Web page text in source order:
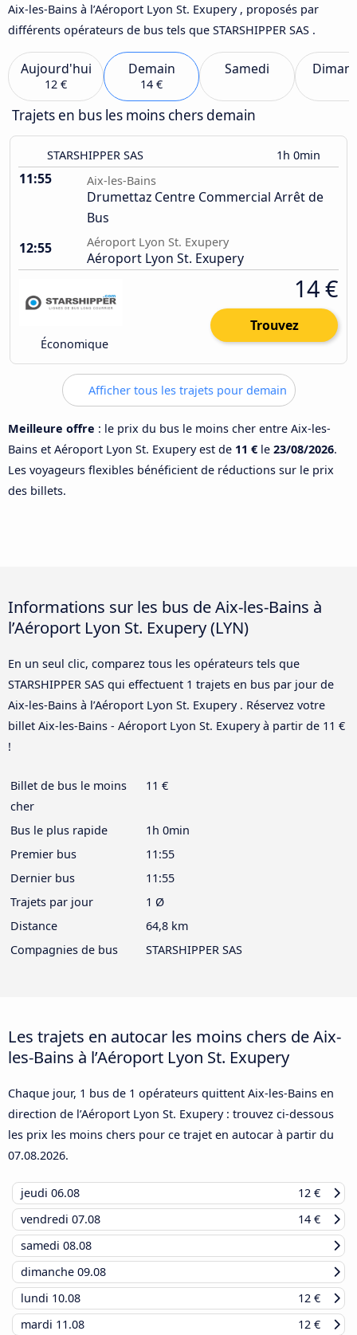
Aix-les-Bains à l’Aéroport Lyon St. Exupery , proposés par
différents opérateurs de bus tels que STARSHIPPER SAS .
Aujourd'hui
12 €
Demain
14 €
Samedi
Trajets en bus les moins chers demain
STARSHIPPER SAS 1h 0min
11:55 Aix-les-Bains
Drumettaz Centre Commercial Arrêt de
Bus
12:55
Aéroport Lyon St. Exupery
Aéroport Lyon St. Exupery
Économique
14 €
Trouvez
Afficher tous les trajets pour demain
Meilleure offre : le prix du bus le moins cher entre Aix-les-
Bains et Aéroport Lyon St. Exupery est de 11 € le 23/08/2026.
Les voyageurs flexibles bénéficient de réductions sur le prix
des billets.
Informations sur les bus de Aix-les-Bains à
l’Aéroport Lyon St. Exupery (LYN)
En un seul clic, comparez tous les opérateurs tels que
STARSHIPPER SAS qui effectuent 1 trajets en bus par jour de
Aix-les-Bains à l’Aéroport Lyon St. Exupery . Réservez votre
billet Aix-les-Bains - Aéroport Lyon St. Exupery à partir de 11 €
!
Billet de bus le moins
cher
11 €
Bus le plus rapide
1h 0min
Premier bus
11:55
Dernier bus
11:55
Trajets par jour
1 Ø
Distance
64,8 km
Compagnies de bus
STARSHIPPER SAS
Les trajets en autocar les moins chers de Aix-
les-Bains à l’Aéroport Lyon St. Exupery
Chaque jour, 1 bus de 1 opérateurs quittent Aix-les-Bains en
direction de l’Aéroport Lyon St. Exupery : trouvez ci-dessous
les prix les moins chers pour ce trajet en autocar à partir du
07.08.2026.
jeudi 06.08
12 €
vendredi 07.08
14 €
samedi 08.08
dimanche 09.08
lundi 10.08
12 €
mardi 11.08 12 €